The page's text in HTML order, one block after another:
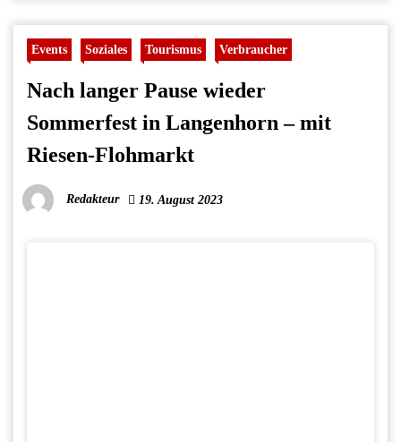
Events Soziales Tourismus Verbraucher
Nach langer Pause wieder
Sommerfest in Langenhorn – mit
Riesen-Flohmarkt
Redakteur 19. August 2023